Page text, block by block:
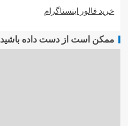
خرید فالور اینستاگرام
ممکن است از دست داده باشید